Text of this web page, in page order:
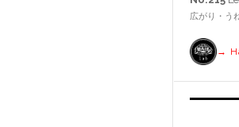
す
広がり・う
→